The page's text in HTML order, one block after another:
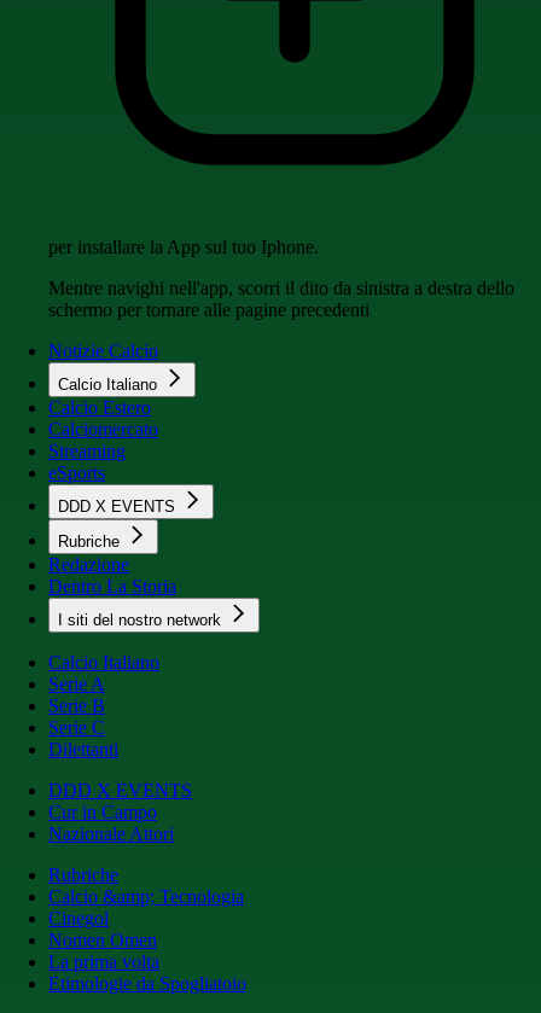
per installare la App sul tuo Iphone.
Mentre navighi nell'app, scorri il dito da sinistra a destra dello
schermo per tornare alle pagine precedenti
Notizie Calcio
Calcio Italiano
Calcio Estero
Calciomercato
Streaming
eSports
DDD X EVENTS
Rubriche
Redazione
Dentro La Storia
I siti del nostro network
Calcio Italiano
Serie A
Serie B
Serie C
Dilettanti
DDD X EVENTS
Cur in Campo
Nazionale Attori
Rubriche
Calcio &amp; Tecnologia
Cinegol
Nomen Omen
La prima volta
Etimologie da Spogliatoio